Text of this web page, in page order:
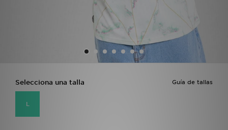
Guía de tallas
Selecciona una talla
L